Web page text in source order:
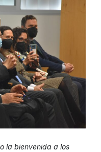
la bienvenida a los